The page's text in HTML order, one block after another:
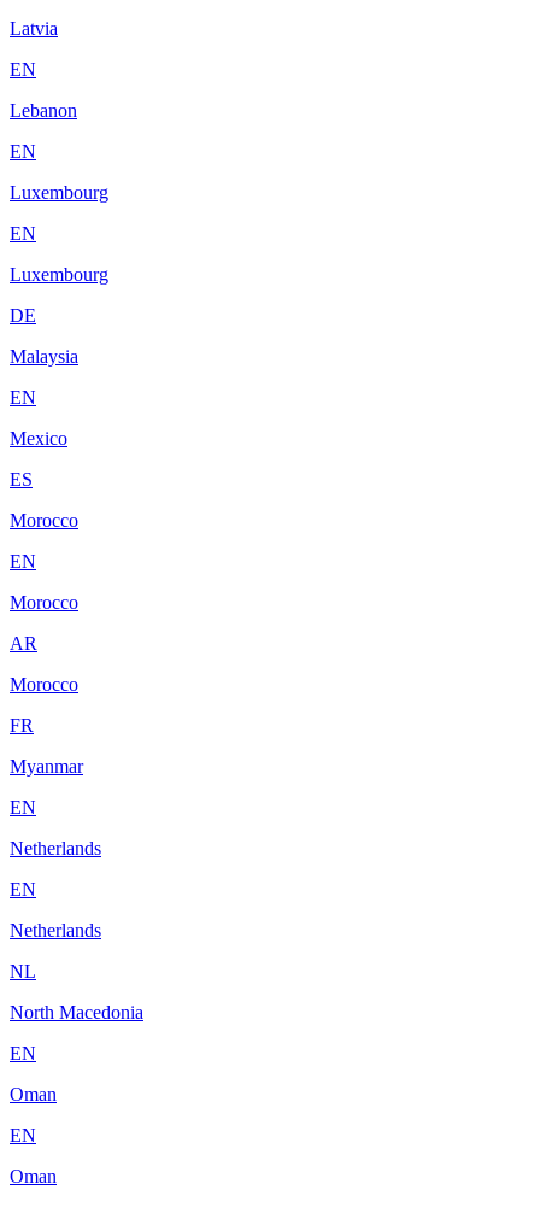
Latvia
EN
Lebanon
EN
Luxembourg
EN
Luxembourg
DE
Malaysia
EN
Mexico
ES
Morocco
EN
Morocco
AR
Morocco
FR
Myanmar
EN
Netherlands
EN
Netherlands
NL
North Macedonia
EN
Oman
EN
Oman